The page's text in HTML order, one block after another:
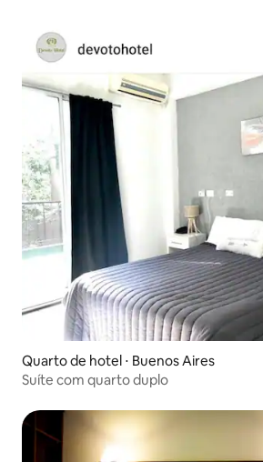
Quarto de hotel ⋅ Buenos Aires
Suíte com quarto duplo